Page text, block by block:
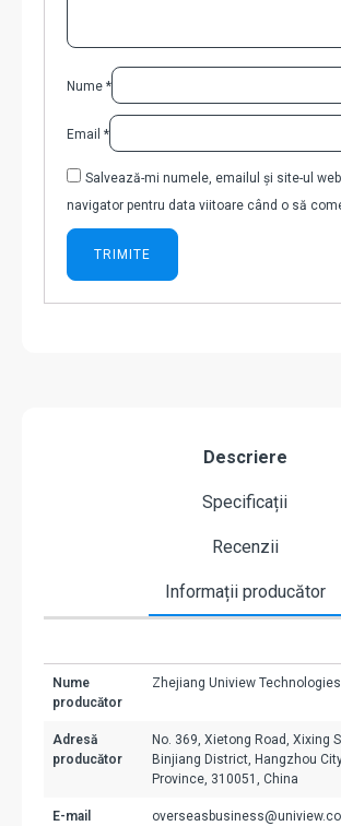
Nume *
Email *
Salvează-mi numele, emailul și site-ul
navigator pentru data viitoare când o să
Descriere
Specificații
Recenzii
Informații producător
Nume
producător
Zhejiang Uniview Technologies
Adresă
producător
No. 369, Xietong Road, Xixing
Binjiang District, Hangzhou
Province, 310051, China
E-mail